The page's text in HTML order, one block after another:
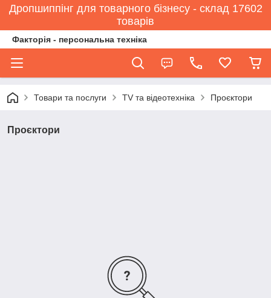
Дропшиппінг для товарного бізнесу - склад 17602
товарів
Факторія - персональна техніка
Товари та послуги TV та відеотехніка Проєктори
Проєктори